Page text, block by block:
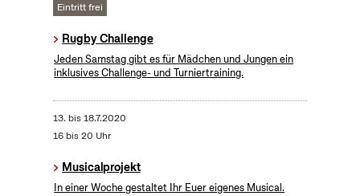
Eintritt frei
Rugby Challenge
Jeden Samstag gibt es für Mädchen und Jungen ein
inklusives Challenge- und Turniertraining.
13. bis18.7.2020
16 bis 20 Uhr
Musicalprojekt
In einer Woche gestaltet Ihr Euer eigenes Musical.